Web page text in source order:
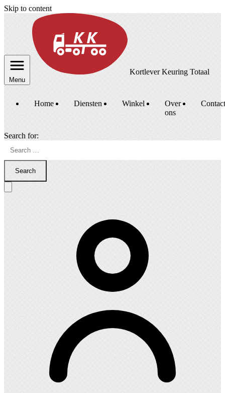
Skip to content
Menu
Kortlever Keuring Totaal
Home Diensten Winkel
Over
ons
Contact
Search for:
Search